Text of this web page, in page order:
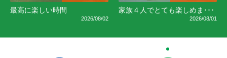
最高に楽しい時間
2026/08/02
家族４人でとても楽しめま･･･
2026/08/01